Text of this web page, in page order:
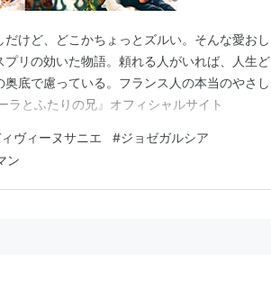
けど、どこかちょっとズルい。そんな愛おし
リの効いた物語。頼れる人がいれば、人生ど
底で慮っている。フランス人の本当のやさし
ラとふたりの兄』オフィシャルサイト
ヴィーヌサニエ #ジョゼガルシア
ン